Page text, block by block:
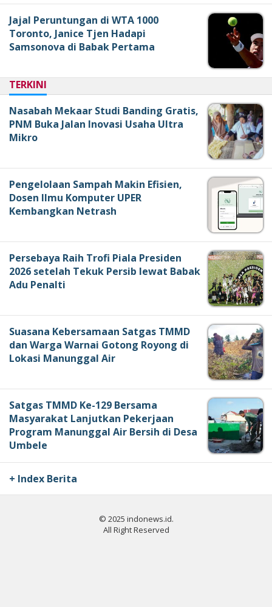
Jajal Peruntungan di WTA 1000
Toronto, Janice Tjen Hadapi
Samsonova di Babak Pertama
TERKINI
Nasabah Mekaar Studi Banding Gratis,
PNM Buka Jalan Inovasi Usaha Ultra
Mikro
Pengelolaan Sampah Makin Efisien,
Dosen Ilmu Komputer UPER
Kembangkan Netrash
Persebaya Raih Trofi Piala Presiden
2026 setelah Tekuk Persib lewat Babak
Adu Penalti
Suasana Kebersamaan Satgas TMMD
dan Warga Warnai Gotong Royong di
Lokasi Manunggal Air
Satgas TMMD Ke-129 Bersama
Masyarakat Lanjutkan Pekerjaan
Program Manunggal Air Bersih di Desa
Umbele
+ Index Berita
© 2025 indonews.id.
All Right Reserved